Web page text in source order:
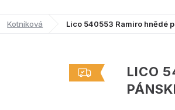
Kotníková Lico 540553 Ramiro hnědé
LICO